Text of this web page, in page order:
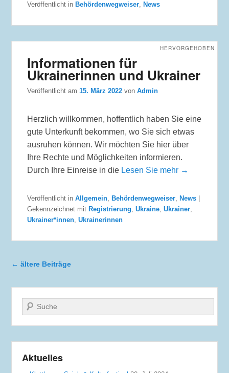
Veröffentlicht in Behördenwegweiser, News
Informationen für
Ukrainerinnen und Ukrainer
HERVORGEHOBEN
Veröffentlicht am15. März 2022 vonAdmin
Herzlich willkommen, hoffentlich haben Sie eine
gute Unterkunft bekommen, wo Sie sich etwas
ausruhen können. Wir möchten Sie hier über
Ihre Rechte und Möglichkeiten informieren.
Durch Ihre Einreise in die Lesen Sie mehr →
Veröffentlicht in Allgemein, Behördenwegweiser, News
Gekennzeichnet mit Registrierung,Ukraine,Ukrainer,
Ukrainer*innen,Ukrainerinnen
Beitragsnavigation
← ältere Beiträge
Suche
Aktuelles